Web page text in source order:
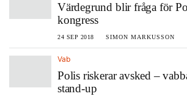
Värdegrund blir fråga för
kongress
24 SEP 2018 SIMON MARKUSSON
Vab
Polis riskerar avsked –
stand-up